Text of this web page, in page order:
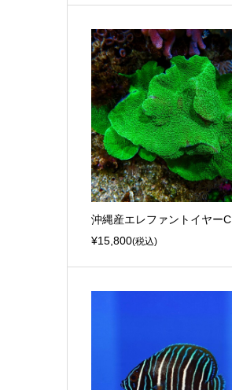
沖縄産エレファントイヤーC
¥15,800(税込)